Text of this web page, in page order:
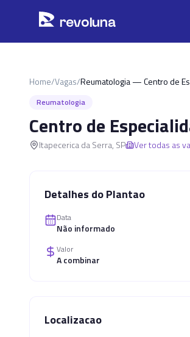
revoluna
Home/Vagas/Reumatologia — Centro de
Reumatologia
Centro de
Itapecerica da Serra, SP Ver todas as
Detalhes do Plantao
Data
Não informado
Valor
A combinar
Localizacao